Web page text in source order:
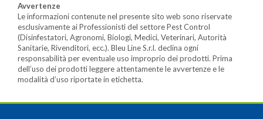
Avvertenze
Le informazioni contenute nel presente sito web sono riservate
esclusivamente ai Professionisti del settore Pest Control
(Disinfestatori, Agronomi, Biologi, Medici, Veterinari, Autorità
Sanitarie, Rivenditori, ecc.). Bleu Line S.r.l. declina ogni
responsabilità per eventuale uso improprio dei prodotti. Prima
dell’uso dei prodotti leggere attentamente le avvertenze e le
modalità d’uso riportate in etichetta.